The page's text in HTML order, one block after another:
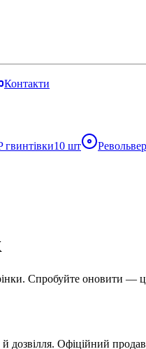
Контакти
гвинтівки10 шт
Спробуйте оновити —
Офіційний